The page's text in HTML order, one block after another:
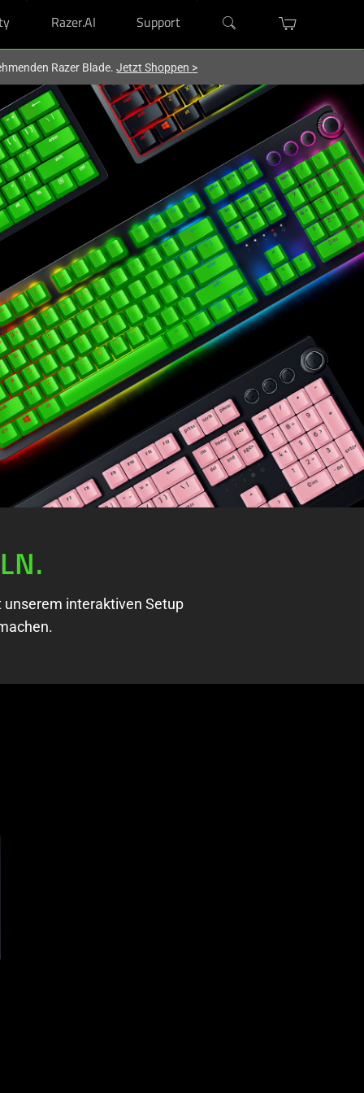
Razer.AI Support
Razer Blade.Jetzt Shoppen >
interaktiven Setup